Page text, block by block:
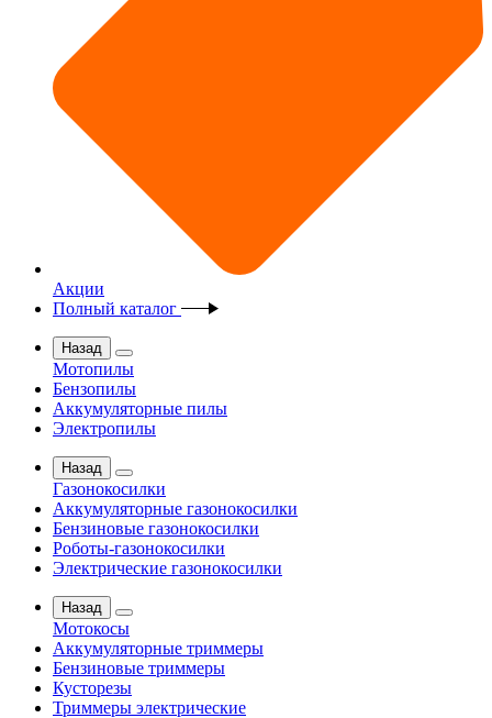
Акции
Полный каталог
Назад
Мотопилы
Бензопилы
Аккумуляторные пилы
Электропилы
Назад
Газонокосилки
Аккумуляторные газонокосилки
Бензиновые газонокосилки
Роботы-газонокосилки
Электрические газонокосилки
Назад
Мотокосы
Аккумуляторные триммеры
Бензиновые триммеры
Кусторезы
Триммеры электрические